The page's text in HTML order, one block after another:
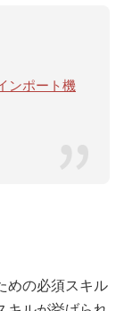
ンポート機
めの必須スキル